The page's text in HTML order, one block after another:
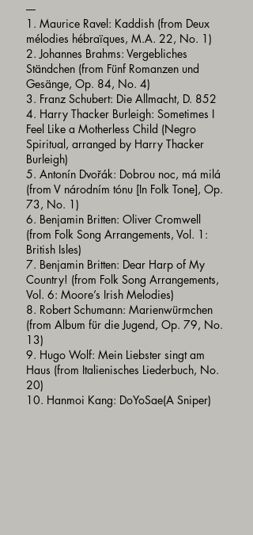
----
1. Maurice Ravel: Kaddish (from Deux
mélodies hébraïques, M.A. 22, No. 1)
2. Johannes Brahms: Vergebliches
Ständchen (from Fünf Romanzen und
Gesänge, Op. 84, No. 4)
3. Franz Schubert: Die Allmacht, D. 852
4. Harry Thacker Burleigh: Sometimes I
Feel Like a Motherless Child (Negro
Spiritual, arranged by Harry Thacker
Burleigh)
5. Antonín Dvořák: Dobrou noc, má milá
(from V národním tónu [In Folk Tone], Op.
73, No. 1)
6. Benjamin Britten: Oliver Cromwell
(from Folk Song Arrangements, Vol. 1:
British Isles)
7. Benjamin Britten: Dear Harp of My
Country! (from Folk Song Arrangements,
Vol. 6: Moore’s Irish Melodies)
8. Robert Schumann: Marienwürmchen
(from Album für die Jugend, Op. 79, No.
13)
9. Hugo Wolf: Mein Liebster singt am
Haus (from Italienisches Liederbuch, No.
20)
10. Hanmoi Kang: DoYoSae(A Sniper)